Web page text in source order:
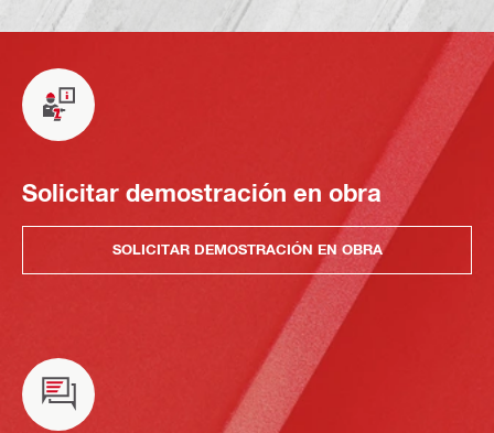
Solicitar demostración en obra
SOLICITAR DEMOSTRACIÓN EN OBRA